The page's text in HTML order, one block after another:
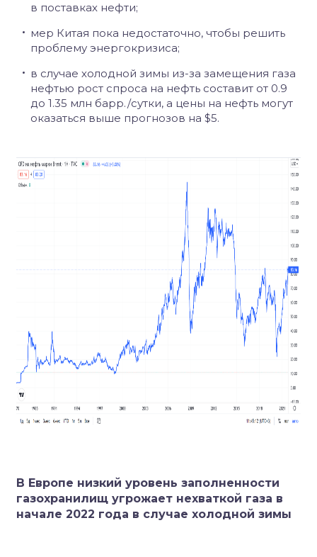
в поставках нефти;
мер Китая пока недостаточно, чтобы решить
проблему энергокризиса;
в случае холодной зимы из-за замещения газа
нефтью рост спроса на нефть составит от 0.9
до 1.35 млн барр./сутки, а цены на нефть могут
оказаться выше прогнозов на $5.
В Европе низкий уровень заполненности
газохранилищ угрожает нехваткой газа в
начале 2022 года в случае холодной зимы